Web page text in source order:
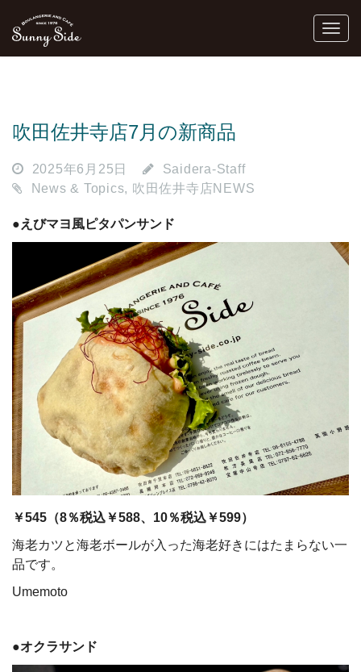
吹田佐井寺店7月の新商品
2025年6月25日
Saidera-Staff
News & Topics, 吹田佐井寺店NEWS
●えびマヨ風ピタパンサンド
￥545（8％税込￥588、10％税込￥599）
海老カツと海老ボールが入った海老好きにはたまらない一
品です。
Umemoto
●オクラサンド